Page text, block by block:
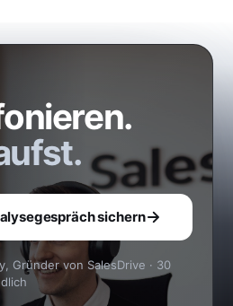
sichern
Gründer von SalesDrive · 30